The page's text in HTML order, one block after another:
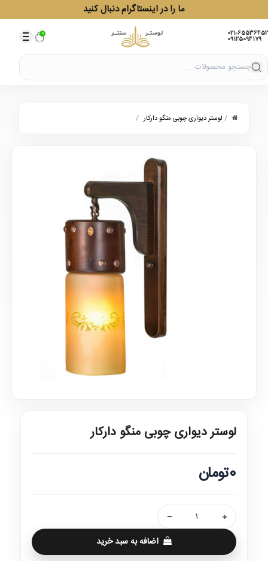
ما را در اینستاگرام دنبال کنید
021-65536452
09125094179
0
/ لوستر دیواری چوبی منگو دارکار /
لوستر دیواری چوبی منگو دارکار
0تومان
اضافه به سبد خرید